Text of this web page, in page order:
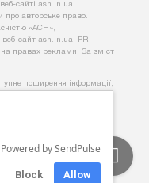
Powered by SendPulse
Block Allow
сайті asn.in.ua,
про авторське право.
«АСН»,
веб-сайт asn.іn.ua. PR -
на правах реклами. За зміст
поширення iнформацiї,